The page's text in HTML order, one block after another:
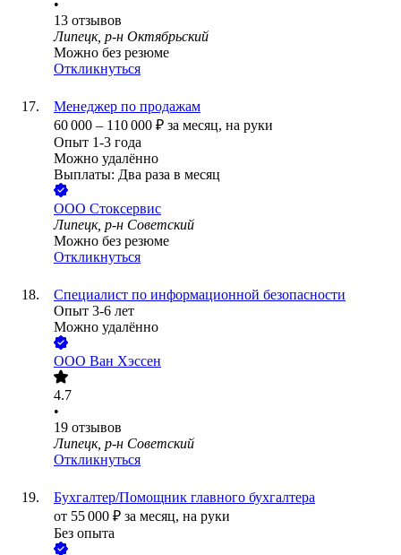
•
13 отзывов
Липецк, р-н Октябрьский
Можно без резюме
Откликнуться
Менеджер по продажам
60 000 – 110 000 ₽ за месяц, на руки
Опыт 1-3 года
Можно удалённо
Выплаты: Два раза в месяц
ООО Стоксервис
Липецк, р-н Советский
Можно без резюме
Откликнуться
Специалист по информационной безопасности
Опыт 3-6 лет
Можно удалённо
ООО Ван Хэссен
4.7
•
19 отзывов
Липецк, р-н Советский
Откликнуться
Бухгалтер/Помощник главного бухгалтера
от 55 000 ₽ за месяц, на руки
Без опыта